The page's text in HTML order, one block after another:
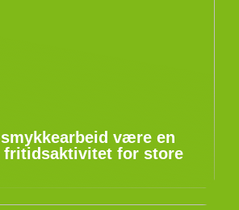
være en
fritidsaktivitet for store